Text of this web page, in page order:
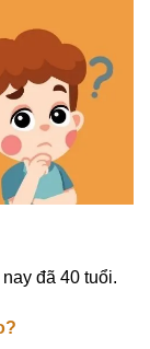
đã 40 tuổi.